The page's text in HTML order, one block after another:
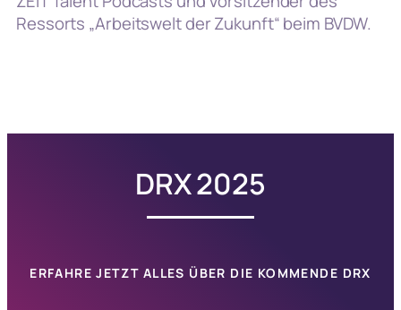
Ressorts „Arbeitswelt der Zukunft“ beim BVDW.
DRX 2025
ERFAHRE JETZT ALLES ÜBER DIE KOMMENDE DRX